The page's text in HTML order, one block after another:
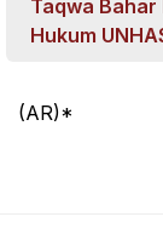
Taqwa
Hukum
(AR)*